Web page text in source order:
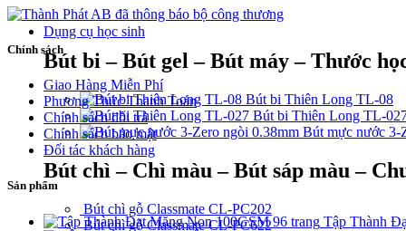
Dụng cụ học sinh
Bút bi – Bút gel – Bút máy – Thước
Bút bi Thiên Long TL-08
Bút bi Thiên Long TL-
Bút mực nước 3-
Bút chì – Chì màu – Bút sáp màu –
Bút chì gỗ Classmate CL-PC202
Bút chì gỗ Classmate CL-PC622
Chính sách
Giao Hàng Miễn Phí
Phương Thức Thanh Toán
Chính sách đổi trả
Chính sách bảo mật
Đối tác khách hàng
Sản phẩm
Tập Thành